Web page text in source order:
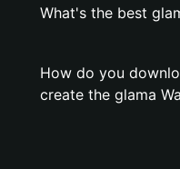
What's the best
How do you
create the glama